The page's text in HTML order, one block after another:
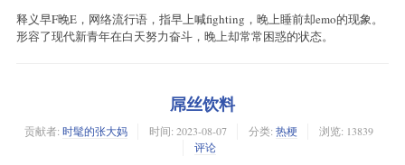
释义早F晚E，网络流行语，指早上喊fighting，晚上睡前却emo的现象。
形容了现代新青年在白天努力奋斗，晚上却常常困惑的状态。
屌丝饮料
贡献者: 时髦的张大妈 时间: 2023-08-07 分类: 热梗
浏览: 13839
评论